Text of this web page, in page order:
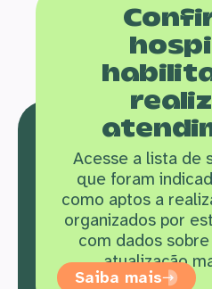
Acesse a lista de
que foram
como aptos a
organizados por
com dados
atualização
Saiba mais